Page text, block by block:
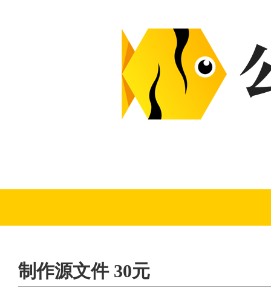
制作源文件 30元